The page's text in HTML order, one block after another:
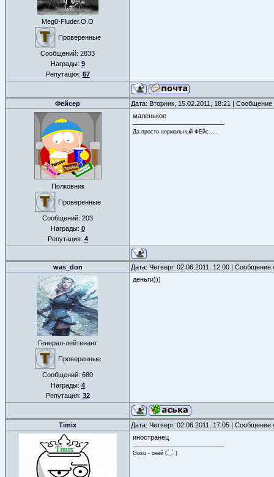
Meg0-Fluder.O.O
Проверенные
Сообщений: 2833
Награды: 9
Репутация: 67
Фейсер Дата: Вторник, 15.02.2011, 18:21 |
Полковник
Проверенные
Сообщений: 203
Награды: 0
Репутация: 4
маленькое
Да просто нормальный ФЕйс.....
was_don Дата: Четверг, 02.06.2011, 12:00 | Сообщение
Генерал-лейтенант
Проверенные
Сообщений: 680
Награды: 4
Репутация: 32
деньги)))
Timix Дата: Четверг, 02.06.2011, 17:05 | Сообщение
иностранец
Gosu - окей (.́_.̀ )